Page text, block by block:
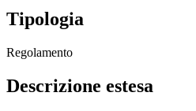
Tipologia
Regolamento
Descrizione estesa